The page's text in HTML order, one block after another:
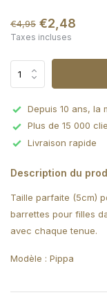
€4,95 €2,48
Taxes incluses
Depuis 10 ans, la
Plus de 15 000
Livraison rapide
Description du
Taille parfaite (5cm)
barrettes pour filles
avec chaque tenue.
Modèle : Pippa